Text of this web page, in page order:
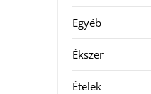
Egyéb
Ékszer
Ételek